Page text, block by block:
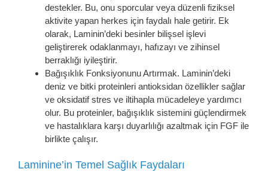
destekler. Bu, onu sporcular veya düzenli fiziksel
aktivite yapan herkes için faydalı hale getirir. Ek
olarak, Laminin’deki besinler bilişsel işlevi
geliştirerek odaklanmayı, hafızayı ve zihinsel
berraklığı iyileştirir.
Bağışıklık Fonksiyonunu Artırmak. Laminin’deki
deniz ve bitki proteinleri antioksidan özellikler sağlar
ve oksidatif stres ve iltihapla mücadeleye yardımcı
olur. Bu proteinler, bağışıklık sistemini güçlendirmek
ve hastalıklara karşı duyarlılığı azaltmak için FGF ile
birlikte çalışır.
Laminine’in Temel Sağlık Faydaları